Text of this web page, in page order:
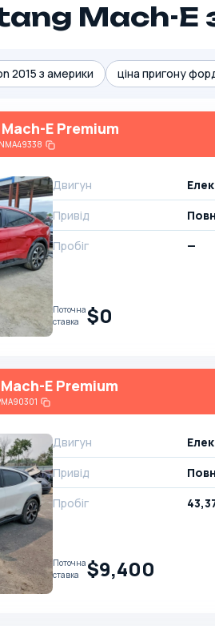
Mach-E
2015 з америки ціна пригону
E Premium
Двигун
Привід
Пробіг
—
Поточна
ставка
$0
E Premium
Двигун
Привід
Пробіг
Поточна
ставка
$9,400